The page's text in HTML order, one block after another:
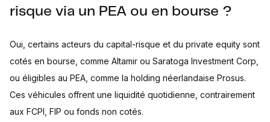
risque via un PEA ou en bourse ?
Oui, certains acteurs du capital-risque et du private equity sont
cotés en bourse, comme Altamir ou Saratoga Investment Corp,
ou éligibles au PEA, comme la holding néerlandaise Prosus.
Ces véhicules offrent une liquidité quotidienne, contrairement
aux FCPI, FIP ou fonds non cotés.